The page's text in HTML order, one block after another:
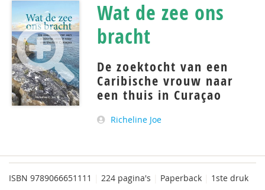
Wat de zee ons
bracht
De zoektocht van een
Caribische vrouw naar
een thuis in Curaçao
Richeline Joe
ISBN 9789066651111 224 pagina's Paperback 1ste druk